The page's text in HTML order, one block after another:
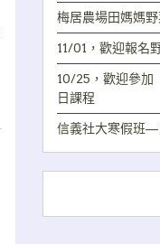
梅居農場田媽媽
11/01，歡迎報名
10/25，歡迎參加
日課程
信義社大寒假班—